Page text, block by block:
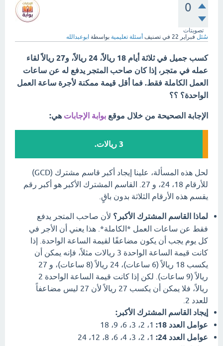
0
تصويتات
سُئل فبراير 22 في تصنيف أسئلة تعليمية بواسطة ابوعبدالله
كسب جميل في ثلاثة أيام 18 ريالاً، 24 ريالاً، و27 ريالاً لقاء
عمله في متجر، إذا كان صاحب المتجر يدفع له عن ساعات
العمل الكاملة فقط. فما أقل قيمة ممكنة لأجرة ساعة العمل
الواحدة؟ ؟؟
الإجابة الصحيحة من خلال موقع بوابة الإجابات هي:
3 ريالات.
لحل هذه المسألة، علينا إيجاد أكبر قاسم مشترك (GCD)
للأرقام 18، 24، و 27. القاسم المشترك الأكبر هو أكبر رقم
يقسم هذه الأرقام الثلاثة بدون باقٍ.
لماذا القاسم المشترك الأكبر؟ لأن صاحب المتجر يدفع
فقط عن ساعات العمل *الكاملة*. هذا يعني أن الأجر في
كل يوم يجب أن يكون مضاعفًا لقيمة الساعة الواحدة. إذا
كانت قيمة الساعة الواحدة 3 ريالات مثلاً، فإنه يمكن أن
يكسب 18 ريالاً (6 ساعات)، 24 ريالاً (8 ساعات)، و 27
ريالاً (9 ساعات). لكن إذا كانت قيمة الساعة الواحدة 2
ريالاً، فلا يمكن أن يكسب 27 ريالاً لأن 27 ليس مضاعفاً
للعدد 2.
إيجاد القاسم المشترك الأكبر:
عوامل العدد 18:
عوامل العدد 24: